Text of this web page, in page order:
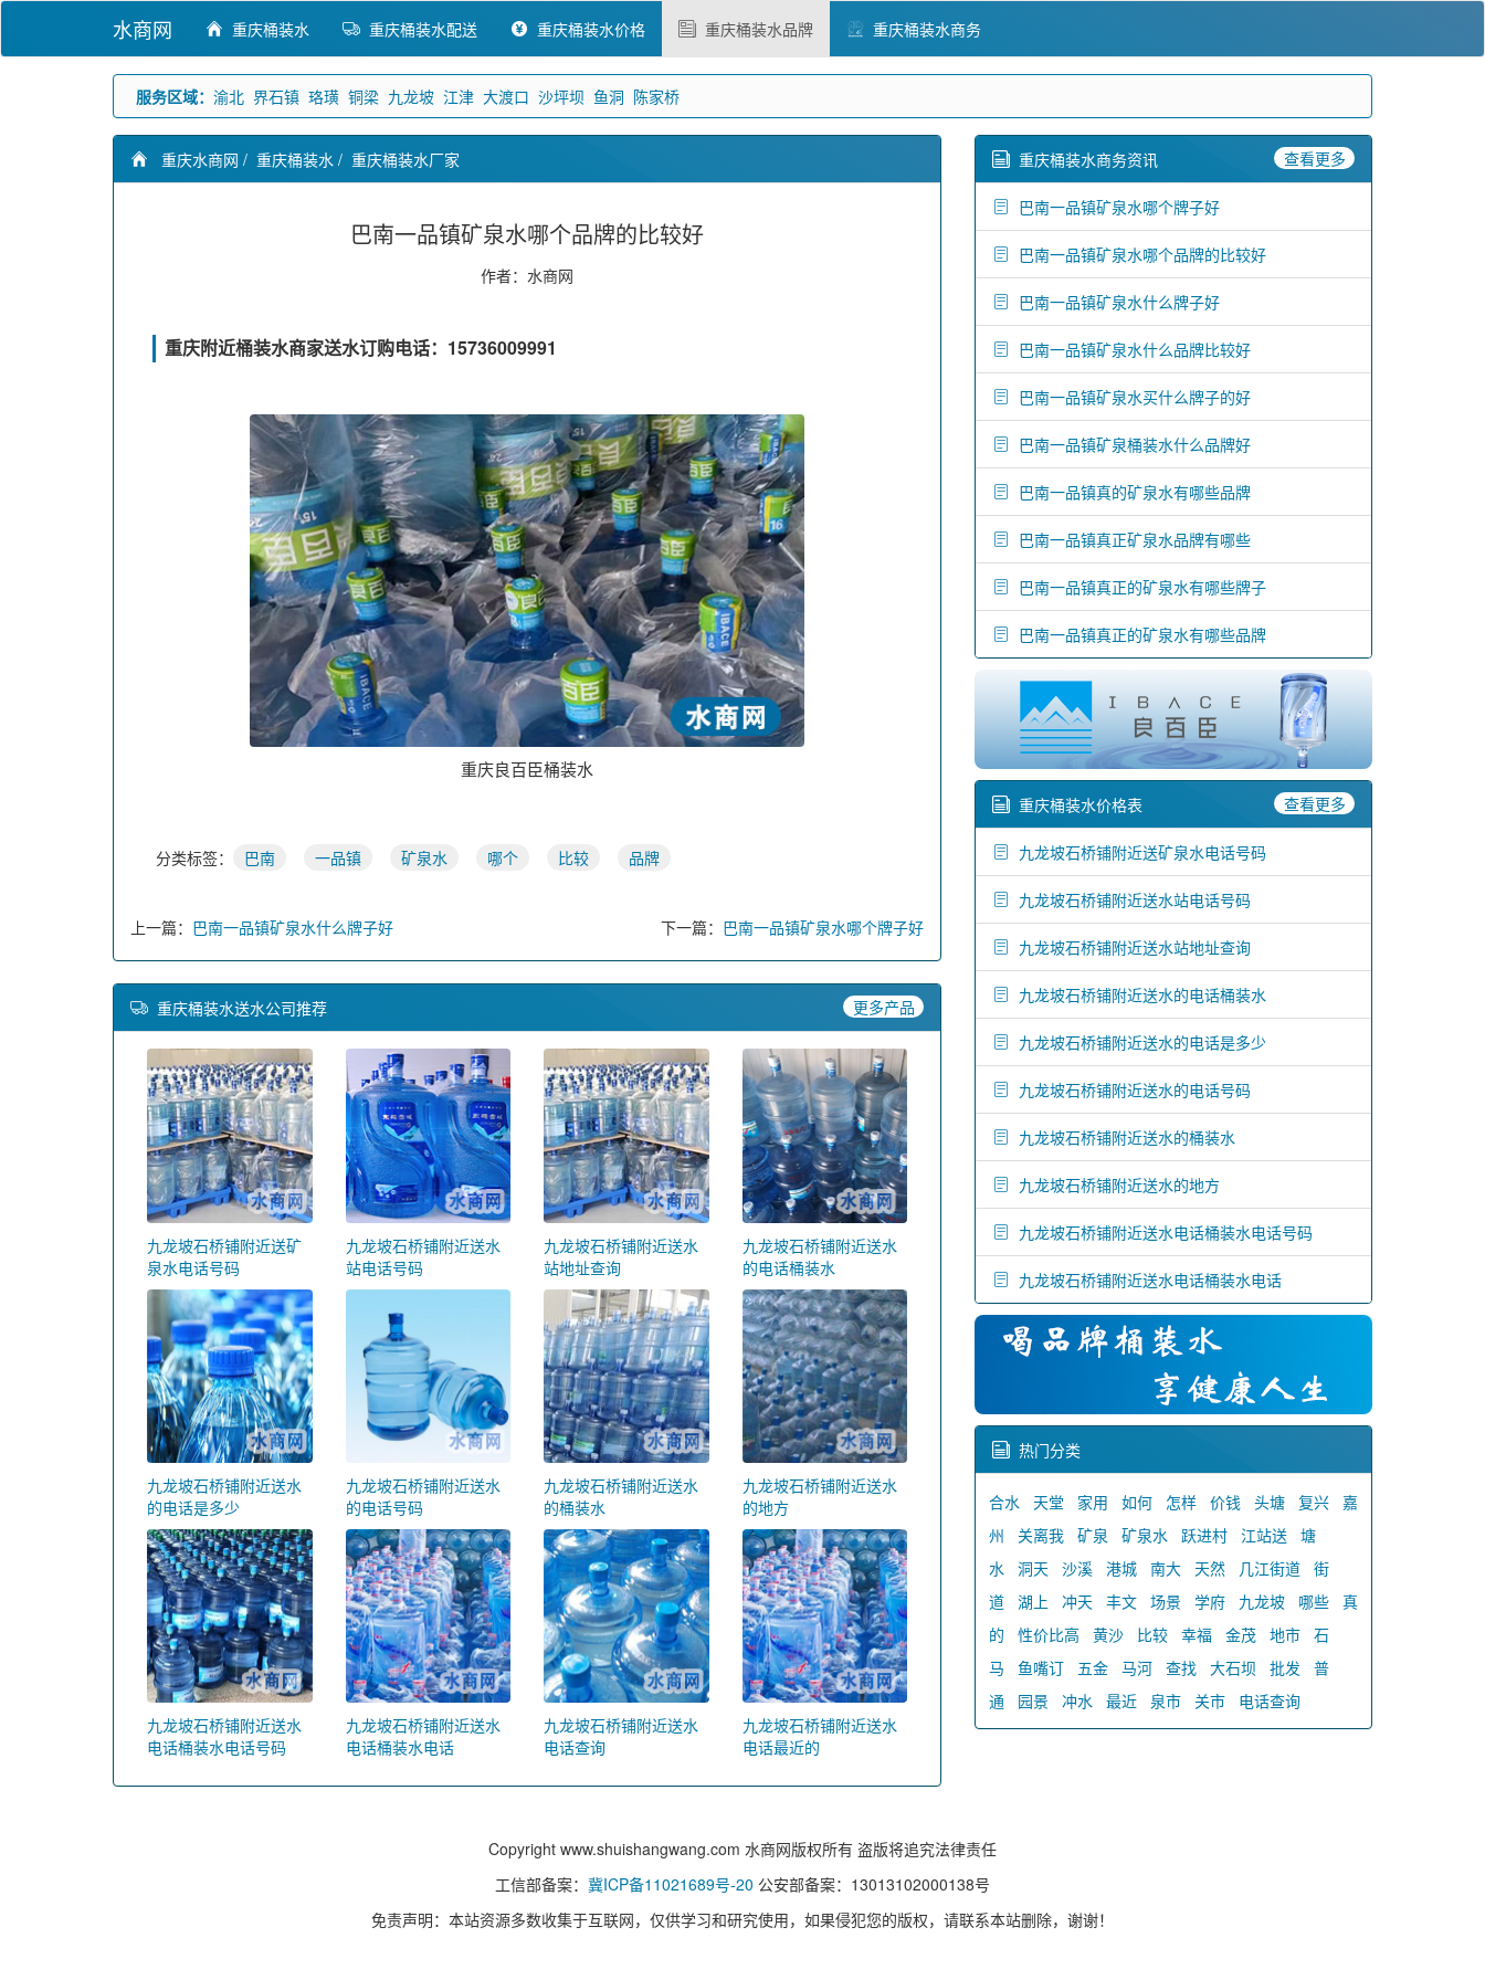
水商网 重庆桶装水 重庆桶装水配送 重庆桶装水价格 重庆桶装水品牌 重庆桶装水商务
服务区域： 渝北 界石镇 珞璜 铜梁 九龙坡 江津 大渡口 沙坪坝 鱼洞 陈家桥
重庆水商网 / 重庆桶装水 / 重庆桶装水厂家
巴南一品镇矿泉水哪个品牌的比较好
作者：水商网
重庆附近桶装水商家送水订购电话：15736009991
重庆良百臣桶装水
分类标签： 巴南 一品镇 矿泉水 哪个 比较 品牌
上一篇： 巴南一品镇矿泉水什么牌子好 下一篇： 巴南一品镇矿泉水哪个牌子好
重庆桶装水送水公司推荐 更多产品
九龙坡石桥铺附近送矿
泉水电话号码
九龙坡石桥铺附近送水
站电话号码
九龙坡石桥铺附近送水
站地址查询
九龙坡石桥铺附近送水
的电话桶装水
九龙坡石桥铺附近送水
的电话是多少
九龙坡石桥铺附近送水
的电话号码
九龙坡石桥铺附近送水
的桶装水
九龙坡石桥铺附近送水
的地方
九龙坡石桥铺附近送水
电话桶装水电话号码
九龙坡石桥铺附近送水
电话桶装水电话
九龙坡石桥铺附近送水
电话查询
九龙坡石桥铺附近送水
电话最近的
重庆桶装水商务资讯 查看更多
巴南一品镇矿泉水哪个牌子好
巴南一品镇矿泉水哪个品牌的比较好
巴南一品镇矿泉水什么牌子好
巴南一品镇矿泉水什么品牌比较好
巴南一品镇矿泉水买什么牌子的好
巴南一品镇矿泉桶装水什么品牌好
巴南一品镇真的矿泉水有哪些品牌
巴南一品镇真正矿泉水品牌有哪些
巴南一品镇真正的矿泉水有哪些牌子
巴南一品镇真正的矿泉水有哪些品牌
重庆桶装水价格表 查看更多
九龙坡石桥铺附近送矿泉水电话号码
九龙坡石桥铺附近送水站电话号码
九龙坡石桥铺附近送水站地址查询
九龙坡石桥铺附近送水的电话桶装水
九龙坡石桥铺附近送水的电话是多少
九龙坡石桥铺附近送水的电话号码
九龙坡石桥铺附近送水的桶装水
九龙坡石桥铺附近送水的地方
九龙坡石桥铺附近送水电话桶装水电话号码
九龙坡石桥铺附近送水电话桶装水电话
热门分类
合水 天堂 家用 如何 怎样 价钱 头塘 复兴
嘉
州
关离我 矿泉 矿泉水 跃进村 江站送 塘
水 洞天 沙溪 港城 南大 天然 几江街道 街
道 湖上 冲天 丰文 场景 学府 九龙坡 哪些 真
的
性价比高 黄沙 比较 幸福 金茂 地市 石
马
鱼嘴订 五金 马河 查找 大石坝 批发
普
通
园景 冲水 最近 泉市 关市 电话查询
Copyright www.shuishangwang.com 水商网版权所有 盗版将追究法律责任
工信部备案： 冀ICP备11021689号-20 公安部备案：13013102000138号
免责声明：本站资源多数收集于互联网，仅供学习和研究使用，如果侵犯您的版权，请联系本站删除，谢谢！